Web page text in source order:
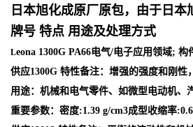
日本旭化成原厂原包，由于日本
牌号 特点 用途及处理方式
Leona 1300G PA66电气/电子应用领域;
供应1300G 特性备注：增强的强度和刚性
用途：机械和电气零件、如微型电动机、
重要参数：密度:1.39 g/cm3成型收缩率